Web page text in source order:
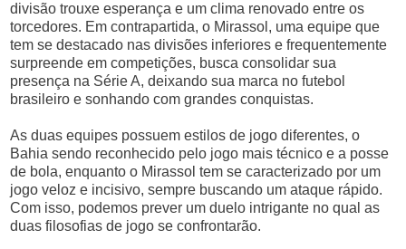
divisão trouxe esperança e um clima renovado entre os
torcedores. Em contrapartida, o Mirassol, uma equipe que
tem se destacado nas divisões inferiores e frequentemente
surpreende em competições, busca consolidar sua
presença na Série A, deixando sua marca no futebol
brasileiro e sonhando com grandes conquistas.
As duas equipes possuem estilos de jogo diferentes, o
Bahia sendo reconhecido pelo jogo mais técnico e a posse
de bola, enquanto o Mirassol tem se caracterizado por um
jogo veloz e incisivo, sempre buscando um ataque rápido.
Com isso, podemos prever um duelo intrigante no qual as
duas filosofias de jogo se confrontarão.